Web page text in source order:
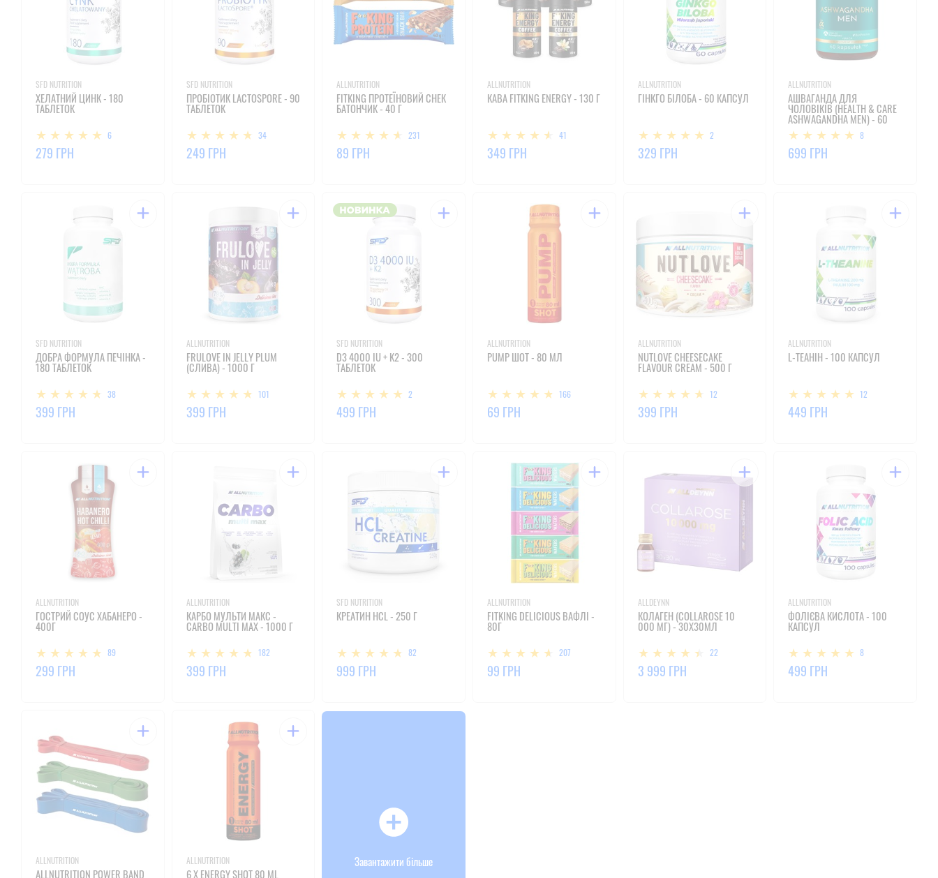
SFD NUTRITION
ХЕЛАТНИЙ ЦИНК - 180
ТАБЛЕТОК
6
279 ГРН
SFD NUTRITION
ПРОБІОТИК LACTOSPORE - 90
ТАБЛЕТОК
34
249 ГРН
ALLNUTRITION
FITKING ПРОТЕЇНОВИЙ СНЕК
БАТОНЧИК - 40 Г
231
89 ГРН
ALLNUTRITION
КАВА FITKING ENERGY - 130 Г
41
349 ГРН
ALLNUTRITION
ГІНКГО БІЛОБА - 60 КАПСУЛ
2
329 ГРН
ALLNUTRITION
АШВАГАНДА ДЛЯ
ЧОЛОВІКІВ (HEALTH & CARE
ASHWAGANDHA MEN) - 60
ВЕГЕ-КАПСУЛ 8
699 ГРН
SFD NUTRITION
ДОБРА ФОРМУЛА ПЕЧІНКА -
180 ТАБЛЕТОК
38
399 ГРН
ALLNUTRITION
FRULOVE IN JELLY PLUM
(СЛИВА) - 1000 Г
101
399 ГРН
SFD NUTRITION
D3 4000 IU + K2 - 300
ТАБЛЕТОК
2
499 ГРН
ALLNUTRITION
PUMP ШОТ - 80 МЛ
166
69 ГРН
ALLNUTRITION
NUTLOVE CHEESECAKE
FLAVOUR CREAM - 500 Г
12
399 ГРН
ALLNUTRITION
L-ТЕАНІН - 100 КАПСУЛ
12
449 ГРН
ALLNUTRITION
ГОСТРИЙ СОУС ХАБАНЕРО -
400Г
89
299 ГРН
ALLNUTRITION
КАРБО МУЛЬТИ МАКС -
CARBO MULTI MAX - 1000 Г
182
399 ГРН
SFD NUTRITION
КРЕАТИН HCL - 250 Г
82
999 ГРН
ALLNUTRITION
FITKING DELICIOUS ВАФЛІ -
80Г
207
99 ГРН
ALLDEYNN
КОЛАГЕН (COLLAROSE 10
000 МГ) - 30X30МЛ
22
3 999 ГРН
ALLNUTRITION
ФОЛІЄВА КИСЛОТА - 100
КАПСУЛ
8
499 ГРН
ALLNUTRITION
ALLNUTRITION POWER BAND
ALLNUTRITION
6 X ENERGY SHOT 80 ML
Завантажити більше